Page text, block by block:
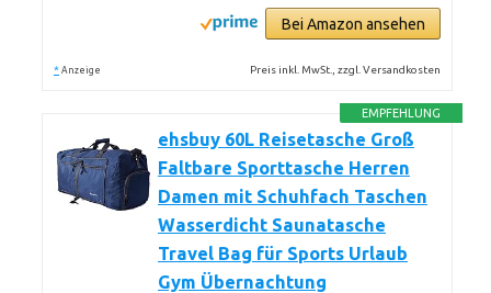
Bei Amazon ansehen
* Anzeige Preis inkl. MwSt., zzgl. Versandkosten
EMPFEHLUNG
ehsbuy 60L Reisetasche Groß
Faltbare Sporttasche Herren
Damen mit Schuhfach Taschen
Wasserdicht Saunatasche
Travel Bag für Sports Urlaub
Gym Übernachtung